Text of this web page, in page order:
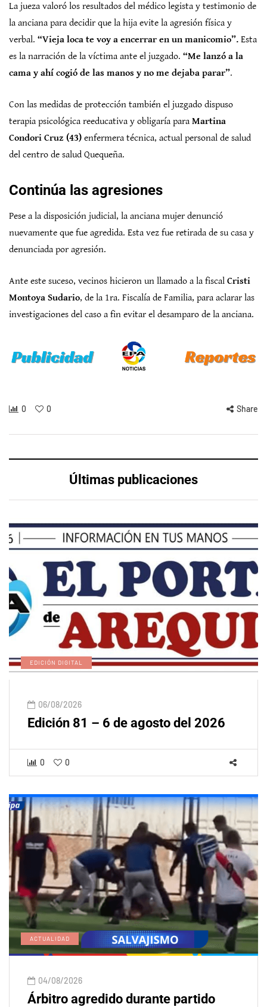
La jueza valoró los resultados del médico legista y testimonio de
la anciana para decidir que la hija evite la agresión física y
verbal. “Vieja loca te voy a encerrar en un manicomio”. Esta
es la narración de la víctima ante el juzgado. “Me lanzó a la
cama y ahí cogió de las manos y no me dejaba parar”.
Con las medidas de protección también el juzgado dispuso
terapia psicológica reeducativa y obligaría para Martina
Condori Cruz (43) enfermera técnica, actual personal de salud
del centro de salud Quequeña.
Continúa las agresiones
Pese a la disposición judicial, la anciana mujer denunció
nuevamente que fue agredida. Esta vez fue retirada de su casa y
denunciada por agresión.
Ante este suceso, vecinos hicieron un llamado a la fiscal Cristi
Montoya Sudario, de la 1ra. Fiscalía de Familia, para aclarar las
investigaciones del caso a fin evitar el desamparo de la anciana.
0 0 Share
Últimas publicaciones
EDICIÓN DIGITAL
06/08/2026
Edición 81 – 6 de agosto del 2026
0 0
ACTUALIDAD
04/08/2026
Árbitro agredido durante partido